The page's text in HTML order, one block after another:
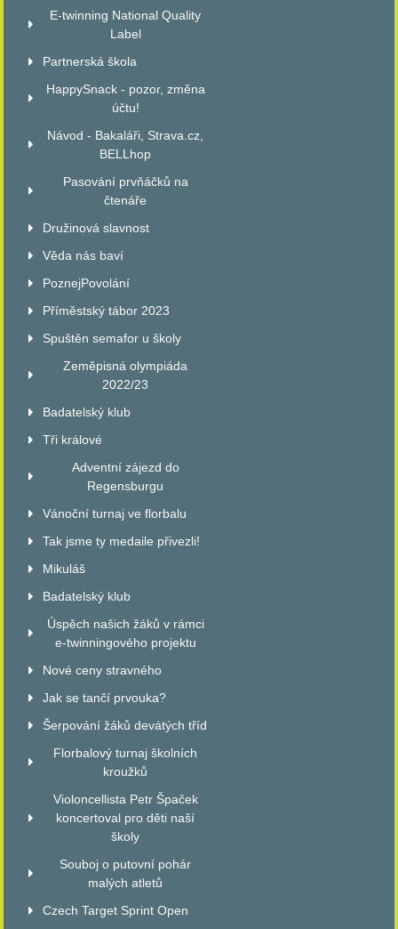
E-twinning National Quality
Label
Partnerská škola
HappySnack - pozor, změna
účtu!
Návod - Bakaláři, Strava.cz,
BELLhop
Pasování prvňáčků na
čtenáře
Družinová slavnost
Věda nás baví
PoznejPovolání
Příměstský tábor 2023
Spuštěn semafor u školy
Zeměpisná olympiáda
2022/23
Badatelský klub
Tři králové
Adventní zájezd do
Regensburgu
Vánoční turnaj ve florbalu
Tak jsme ty medaile přivezli!
Mikuláš
Badatelský klub
Úspěch našich žáků v rámci
e-twinningového projektu
Nové ceny stravného
Jak se tančí prvouka?
Šerpování žáků devátých tříd
Florbalový turnaj školních
kroužků
Violoncellista Petr Špaček
koncertoval pro děti naší
školy
Souboj o putovní pohár
malých atletů
Czech Target Sprint Open